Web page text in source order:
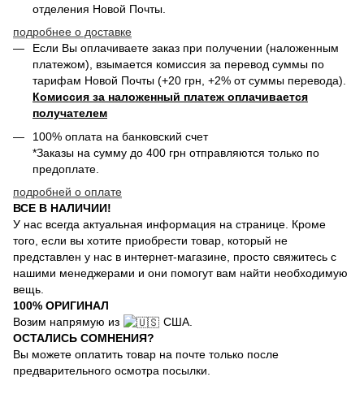
отделения Новой Почты.
подробнее о доставке
Если Вы оплачиваете заказ при получении (наложенным
платежом), взымается комиссия за перевод суммы по
тарифам Новой Почты (+20 грн, +2% от суммы перевода).
Комиссия за наложенный платеж оплачивается
получателем
100% оплата на банковский счет
*Заказы на сумму до 400 грн отправляются только по
предоплате.
подробней о оплате
ВСЕ В НАЛИЧИИ!
У нас всегда актуальная информация на странице. Кроме
того, если вы хотите приобрести товар, который не
представлен у нас в интернет-магазине, просто свяжитесь с
нашими менеджерами и они помогут вам найти необходимую
вещь.
100% ОРИГИНАЛ
Возим напрямую из
США.
ОСТАЛИСЬ СОМНЕНИЯ?
Вы можете оплатить товар на почте только после
предварительного осмотра посылки.